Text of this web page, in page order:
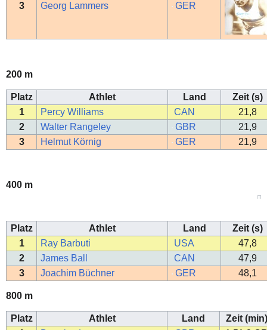
3 Georg Lammers GER
200 m
Platz Athlet Land
Zeit (s)
1
Percy Williams CAN
21,8
2
Walter Rangeley GBR
21,9
3
Helmut Körnig GER 21,9
400 m
Platz Athlet Land
Zeit (s)
1
Ray Barbuti USA
47,8
2
James Ball CAN
47,9
3
Joachim Büchner GER 48,1
800 m
Platz Athlet Land
Zeit (min)